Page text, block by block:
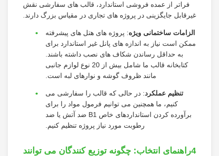
فراتر از عمده فروشی استاندارد، قالب های سفارشی نقش
غیرقابل جایگزینی در پروژه های تجاری در مقیاس بزرگ دارند.
الزامات ساختمانی ویژه: پروژه های هتل های پیشرفته
ممکن است نیاز به اندازه های پانل غیر استاندارد برای
به حداقل رساندن شکاف های نصب داشته باشند.
کتابخانه قالب ما شامل بیش از 20 نوع لوازم جانبی
مانند ظروف گوشه و نوارهای لبه است.
تنظیم عملکرد: در حالی که قالب را سفارشی می
کنیم، ما همچنین می توانیم فرمول مواد را برای
برآورده کردن استانداردهای خاص B1 ضد آتش یا ضد
رطوبت مورد نیاز پروژه تنظیم کنیم.
4راهنمای انتخاب: چگونه توزیع کنندگان می توانند